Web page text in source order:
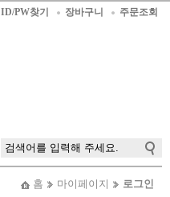
ID/PW찾기 장바구니 주문조회
홈 마이페이지 로그인